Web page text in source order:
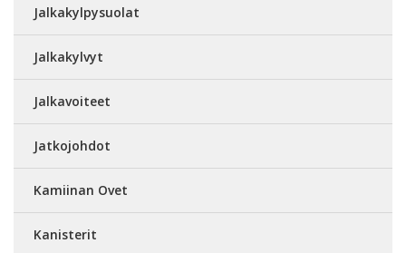
Jalkakylpysuolat
Jalkakylvyt
Jalkavoiteet
Jatkojohdot
Kamiinan Ovet
Kanisterit